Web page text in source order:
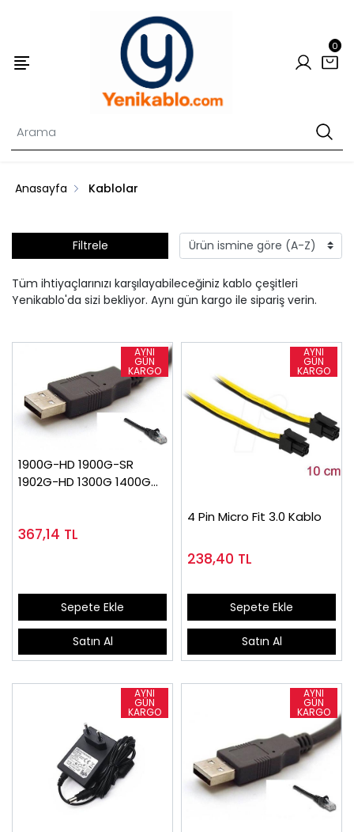
0
Anasayfa Kablolar
Filtrele
Tüm ihtiyaçlarınızı karşılayabileceğiniz kablo çeşitleri
Yenikablo'da sizi bekliyor. Aynı gün kargo ile sipariş verin.
1900G-HD 1900G-SR
1902G-HD 1300G 1400G
Honeywell için USB
367,14 TL
Sepete Ekle
Satın Al
4 Pin Micro Fit 3.0 Kablo
238,40 TL
Sepete Ekle
Satın Al